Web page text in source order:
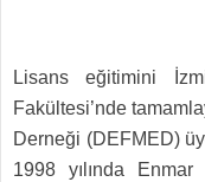
Lisans eğitimini
Fakültesi’nde
Derneği (DEFMED)
1998 yılında Enmar